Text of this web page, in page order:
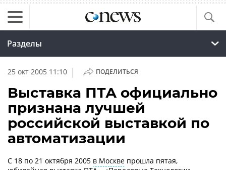
Разделы
25 окт 2005 11:10 | ПОДЕЛИТЬСЯ
Выставка ПТА официально
признана лучшей
российской выставкой по
автоматизации
C 18 по 21 октября 2005 в Москве прошла пятая,